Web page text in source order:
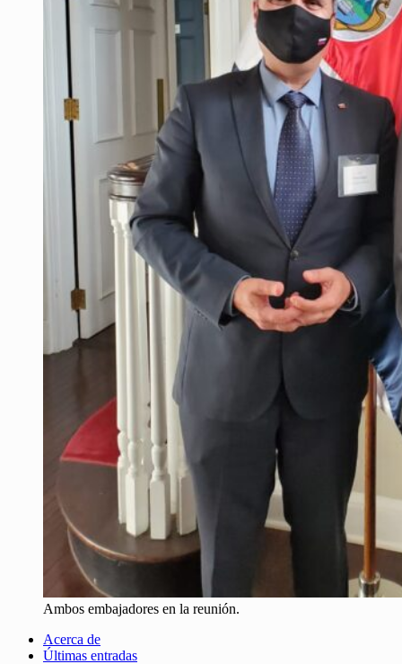
Ambos embajadores en la reunión.
Acerca de
Últimas entradas